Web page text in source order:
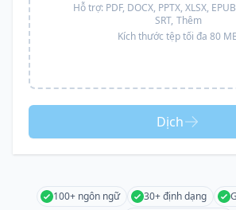
Hỗ trợ: PDF, DOCX, PPTX, XLSX,
SRT, Thêm
Kích thước tệp tối đa 80
Dịch
100+ ngôn ngữ 30+ định dạng